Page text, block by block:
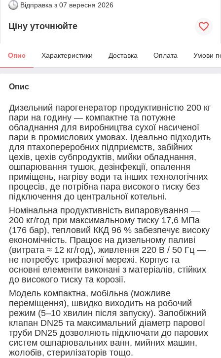
Відправка з 07 вересня 2026
Ціну уточнюйте
Опис Характеристики Доставка Оплата Умови
Опис
Дизельний парогенератор продуктивністю 200 кг
пари на годину — компактне та потужне
обладнання для виробництва сухої насиченої
пари в промислових умовах. Ідеально підходить
для птахопереробних підприємств, забійних
цехів, цехів субпродуктів, мийки обладнання,
ошпарювання тушок, дезінфекції, опалення
приміщень, нагріву води та інших технологічних
процесів, де потрібна пара високого тиску без
підключення до центральної котельні.
Номінальна продуктивність випаровування —
200 кг/год при максимальному тиску 17,6 МПа
(176 бар), тепловий ККД 96 % забезпечує високу
економічність. Працює на дизельному паливі
(витрата ≈ 12 кг/год), живлення 220 В / 50 Гц —
не потребує трифазної мережі. Корпус та
основні елементи виконані з матеріалів, стійких
до високого тиску та корозії.
Модель компактна, мобільна (можливе
переміщення), швидко виходить на робочий
режим (5–10 хвилин після запуску). Запобіжний
клапан DN25 та максимальний діаметр парової
труби DN25 дозволяють підключати до парових
систем ошпарювальних ванн, мийних машин,
жолобів, стерилізаторів тощо.